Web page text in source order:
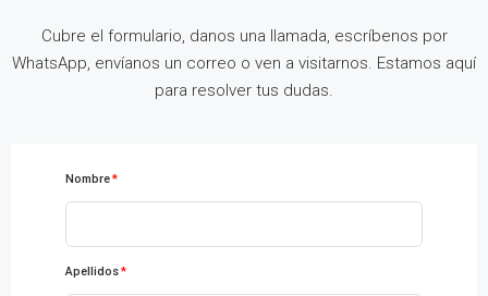
Cubre el formulario, danos una llamada, escríbenos por
WhatsApp, envíanos un correo o ven a visitarnos. Estamos aquí
para resolver tus dudas.
Nombre
Apellidos